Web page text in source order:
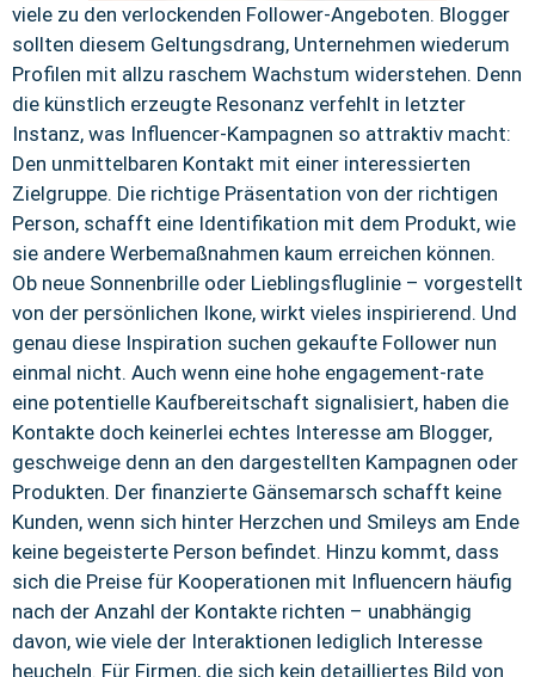
viele zu den verlockenden Follower-Angeboten. Blogger
sollten diesem Geltungsdrang, Unternehmen wiederum
Profilen mit allzu raschem Wachstum widerstehen. Denn
die künstlich erzeugte Resonanz verfehlt in letzter
Instanz, was Influencer-Kampagnen so attraktiv macht:
Den unmittelbaren Kontakt mit einer interessierten
Zielgruppe. Die richtige Präsentation von der richtigen
Person, schafft eine Identifikation mit dem Produkt, wie
sie andere Werbemaßnahmen kaum erreichen können.
Ob neue Sonnenbrille oder Lieblingsfluglinie – vorgestellt
von der persönlichen Ikone, wirkt vieles inspirierend. Und
genau diese Inspiration suchen gekaufte Follower nun
einmal nicht. Auch wenn eine hohe engagement-rate
eine potentielle Kaufbereitschaft signalisiert, haben die
Kontakte doch keinerlei echtes Interesse am Blogger,
geschweige denn an den dargestellten Kampagnen oder
Produkten. Der finanzierte Gänsemarsch schafft keine
Kunden, wenn sich hinter Herzchen und Smileys am Ende
keine begeisterte Person befindet. Hinzu kommt, dass
sich die Preise für Kooperationen mit Influencern häufig
nach der Anzahl der Kontakte richten – unabhängig
davon, wie viele der Interaktionen lediglich Interesse
heucheln. Für Firmen, die sich kein detailliertes Bild von